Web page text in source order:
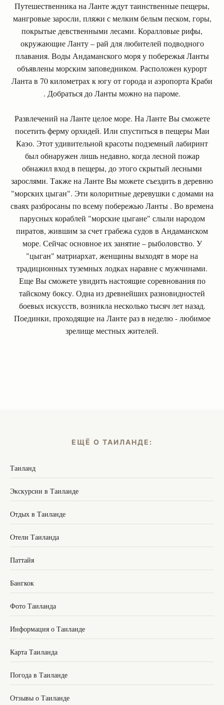
Путешественника на Ланте ждут таинственные пещеры,
мангровые заросли, пляжи с мелким белым песком, горы,
покрытые девственными лесами. Коралловые рифы,
окружающие Ланту – рай для любителей подводного
плавания. Воды Андаманского моря у побережья Ланты
объявлены морским заповедником. Расположен курорт
Ланта в 70 километрах к югу от города и аэропорта Краби
. Добраться до Ланты можно на пароме.
Развлечений на Ланте целое море. На Ланте Вы сможете
посетить ферму орхидей. Или спуститься в пещеры Маи
Каэо. Этот удивительной красоты подземный лабиринт
был обнаружен лишь недавно, когда лесной пожар
обнажил вход в пещеры, до этого скрытый лесными
зарослями. Также на Ланте Вы можете съездить в деревню
"морских цыган". Эти колоритные деревушки с домами на
сваях разбросаны по всему побережью Ланты . Во времена
парусных кораблей "морские цыгане" слыли народом
пиратов, жившим за счет грабежа судов в Андаманском
море. Сейчас основное их занятие – рыболовство. У
"цыган" матриархат, женщины выходят в море на
традиционных туземных лодках наравне с мужчинами.
Еще Вы сможете увидить настоящие соревнования по
тайскому боксу. Одна из древнейших разновидностей
боевых искусств, возникла несколько тысяч лет назад.
Поединки, проходящие на Ланте раз в неделю - любимое
зрелище местных жителей.
ЕЩЁ О ТАИЛАНДЕ:
Таиланд
Экскурсии в Таиланде
Отдых в Таиланде
Отели Таиланда
Паттайя
Бангкок
Фото Таиланда
Информация о Таиланде
Карта Таиланда
Погода в Таиланде
Отзывы о Таиланде